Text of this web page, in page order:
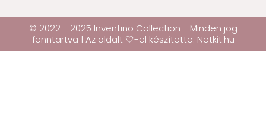
© 2022 - 2025 Inventino Collection - Minden jog
fenntartva | Az oldalt 🤍-el készítette: Netkit.hu